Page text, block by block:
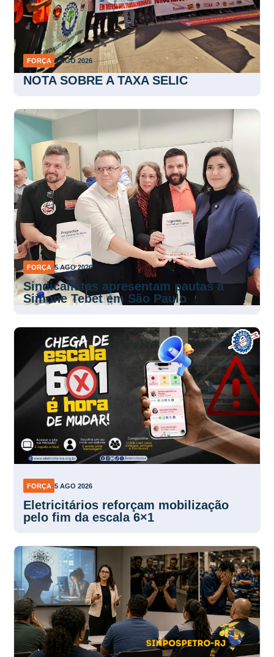
FORÇA 5 AGO 2026
NOTA SOBRE A TAXA SELIC
FORÇA 5 AGO 2026
Sindicalistas apresentam pautas a
Simone Tebet em São Paulo
FORÇA 5 AGO 2026
Eletricitários reforçam mobilização
pelo fim da escala 6×1